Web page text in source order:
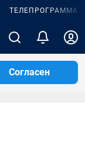
ТЕЛЕПРОГРАММА
Согласен